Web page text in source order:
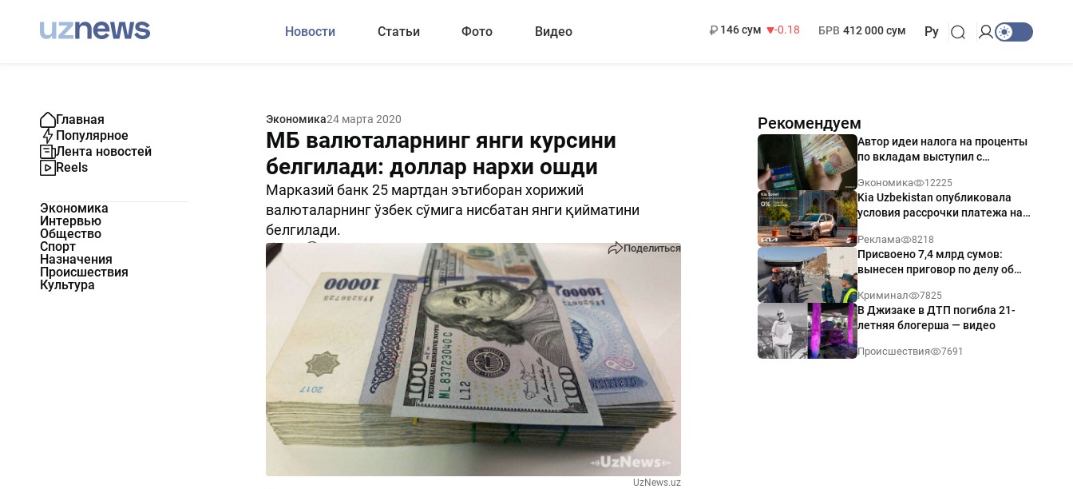
Новости Статьи Фото Видео
146 сум
-0.18
БРВ 412 000 сум Ру
Главная
Популярное
Лента новостей
Reels
Экономика
Интервью
Общество
Спорт
Назначения
Происшествия
Культура
Экономика24 марта 2020
МБ валюталарнинг янги курсини
белгилади: доллар нархи ошди
Марказий банк 25 мартдан эътиборан хорижий
валюталарнинг ўзбек сўмига нисбатан янги қийматини
белгилади.
2775 Поделиться
UzNews.uz
Рекомендуем
Автор идеи налога на проценты
по вкладам выступил с
Экономика 12225
Kia Uzbekistan опубликовала
условия рассрочки платежа на
годовых
Реклама 8218
Присвоено 7,4 млрд сумов:
вынесен приговор по делу об
Ташкенте
Криминал 7825
В Джизаке в ДТП погибла 21-
летняя блогерша — видео
Происшествия 7691